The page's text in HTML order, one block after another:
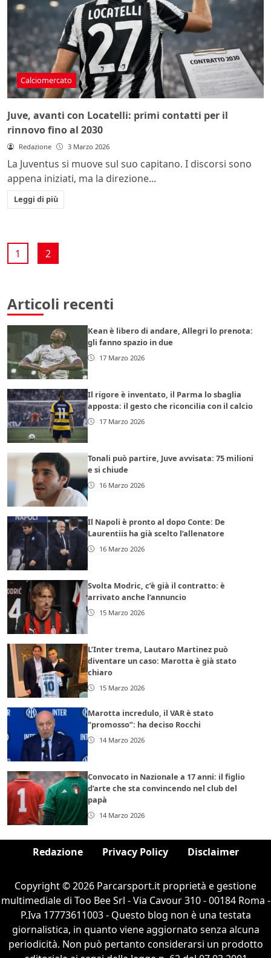
Calciomercato
Juve, avanti con Locatelli: primi contatti per il
rinnovo fino al 2030
Redazione 3 Marzo 2026
La Juventus si muove sul suo capitano. I discorsi sono
appena iniziati, ma la direzione...
Leggi di più
1 2
Articoli recenti
Kean è libero di andare, Allegri lo prenota:
gli fanno spazio in due
17 Marzo 2026
Il rigore è inventato, il Parma lo sbaglia
apposta: il gesto che riconcilia con il calcio
17 Marzo 2026
Tonali può partire, Juve avvisata: 75 milioni
e si chiude
16 Marzo 2026
Il Napoli è pronto al dopo Conte: De
Laurentiis ha già scelto l’allenatore
16 Marzo 2026
Svolta Modric, c’è già il contratto: è
arrivato anche l’annuncio
15 Marzo 2026
L’Inter trema, Lautaro Martinez può
diventare un caso: Marotta è già stato
chiaro
15 Marzo 2026
Marotta incredulo, il VAR è stato
“promosso”: ha deciso Rocchi
14 Marzo 2026
Convocato in Nazionale a 17 anni: il figlio
d’arte che sta convincendo nel club del
papà
14 Marzo 2026
Redazione Privacy Policy Disclaimer
Copyright © 2026 Parcarsport.it proprietà e gestione
multimediale di Too Bee Srl - Via Cavour 310 - 00184 Roma -
P.Iva 17773611003 - Questo blog non è una testata
giornalistica, in quanto viene aggiornato senza alcuna
periodicità. Non può pertanto considerarsi un prodotto